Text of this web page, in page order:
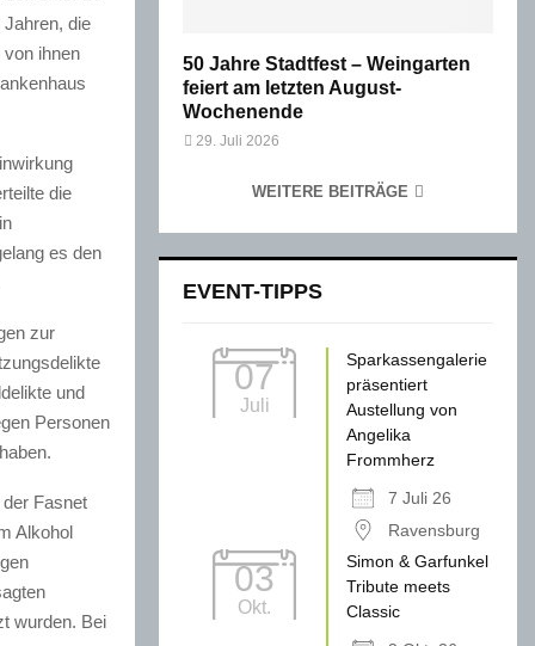
die
ihnen
die
es den
zur
und
Personen
Fasnet
Alkohol
wurden. Bei
50 Jahre Stadtfest – Weingarten
feiert am letzten August-
Wochenende
29. Juli 2026
WEITERE BEITRÄGE
EVENT-TIPPS
07
Juli
Sparkassengalerie
präsentiert
Austellung von
Angelika
Frommherz
7 Juli 26
Ravensburg
03
Okt.
Simon & Garfunkel
Tribute meets
Classic